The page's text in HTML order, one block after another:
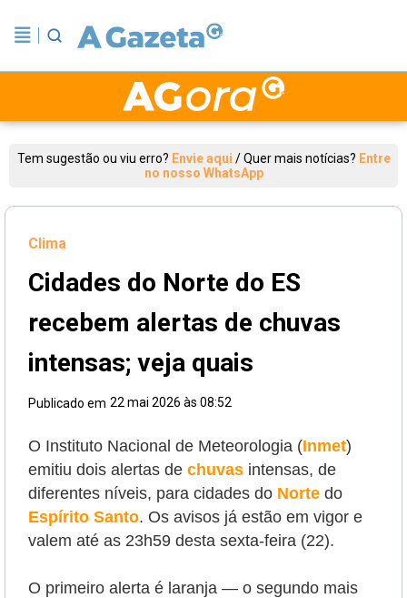
Tem sugestão ou viu erro? Envie aqui /Quer mais notícias? Entre
no nosso WhatsApp
Clima
Cidades do Norte do ES
recebem alertas de chuvas
intensas; veja quais
Publicado em 22 mai 2026 às 08:52
O Instituto Nacional de Meteorologia (Inmet)
emitiu dois alertas de chuvas intensas, de
diferentes níveis, para cidades do Norte do
Espírito Santo. Os avisos já estão em vigor e
valem até as 23h59 desta sexta-feira (22).
O primeiro alerta é laranja — o segundo mais